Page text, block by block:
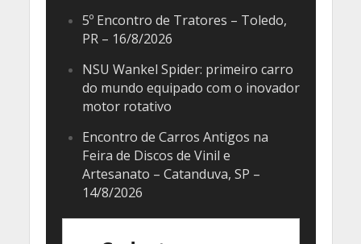
5º Encontro de Tratores – Toledo,
PR – 16/8/2026
NSU Wankel Spider: primeiro carro
do mundo equipado com o inovador
motor rotativo
Encontro de Carros Antigos na
Feira de Discos de Vinil e
Artesanato – Catanduva, SP –
14/8/2026